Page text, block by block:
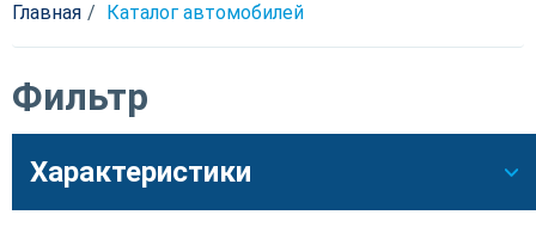
Главная Каталог автомобилей
Фильтр
Характеристики